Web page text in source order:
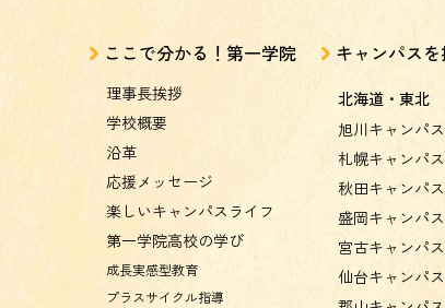
ここで分かる！第一学院
理事長挨拶
学校概要
沿革
応援メッセージ
楽しいキャンパスライフ
第一学院高校の学び
成長実感型教育
プラスサイクル指導
キャンパス
北海道・東北
旭川キャンパス
札幌キャンパス
秋田キャンパス
盛岡キャンパス
宮古キャンパス
仙台キャンパス